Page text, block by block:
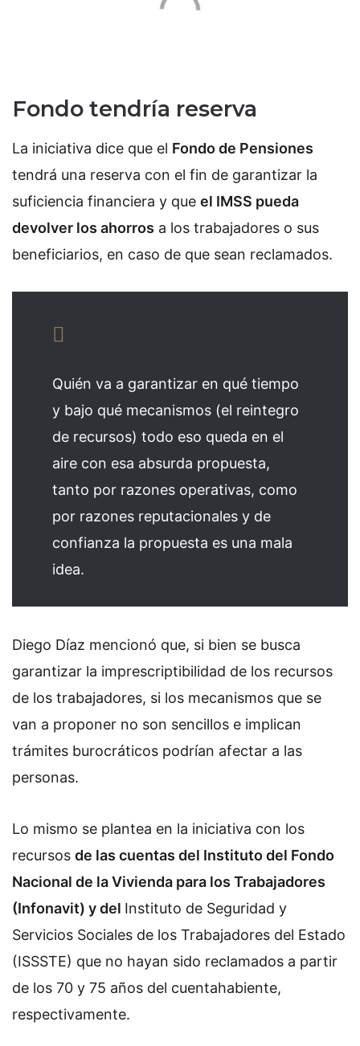
Fondo tendría reserva
La iniciativa dice que el Fondo de Pensiones
tendrá una reserva con el fin de garantizar la
suficiencia financiera y que el IMSS pueda
devolver los ahorros a los trabajadores o sus
beneficiarios, en caso de que sean reclamados.
Quién va a garantizar en qué tiempo
y bajo qué mecanismos (el reintegro
de recursos) todo eso queda en el
aire con esa absurda propuesta,
tanto por razones operativas, como
por razones reputacionales y de
confianza la propuesta es una mala
idea.
Diego Díaz mencionó que, si bien se busca
garantizar la imprescriptibilidad de los recursos
de los trabajadores, si los mecanismos que se
van a proponer no son sencillos e implican
trámites burocráticos podrían afectar a las
personas.
Lo mismo se plantea en la iniciativa con los
recursos de las cuentas del Instituto del Fondo
Nacional de la Vivienda para los Trabajadores
(Infonavit) y del Instituto de Seguridad y
Servicios Sociales de los Trabajadores del Estado
(ISSSTE) que no hayan sido reclamados a partir
de los 70 y 75 años del cuentahabiente,
respectivamente.